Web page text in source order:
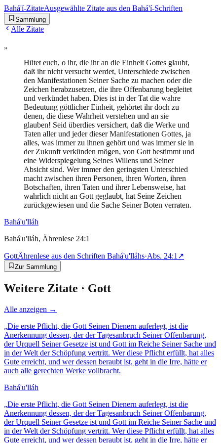
Bahá'í-ZitateAusgewählte Zitate aus den Bahá'í-Schriften
Sammlung
Alle Zitate
„
Hütet euch, o ihr, die ihr an die Einheit Gottes glaubt,
daß ihr nicht versucht werdet, Unterschiede zwischen
den Manifestationen Seiner Sache zu machen oder die
Zeichen herabzusetzen, die ihre Offenbarung begleitet
und verkündet haben. Dies ist in der Tat die wahre
Bedeutung göttlicher Einheit, gehörtet ihr doch zu
denen, die diese Wahrheit verstehen und an sie
glauben! Seid überdies versichert, daß die Werke und
Taten aller und jeder dieser Manifestationen Gottes, ja
alles, was immer zu ihnen gehört und was immer sie in
der Zukunft verkünden mögen, von Gott bestimmt und
eine Widerspiegelung Seines Willens und Seiner
Absicht sind. Wer immer den geringsten Unterschied
macht zwischen ihren Personen, ihren Worten, ihren
Botschaften, ihren Taten und ihrer Lebensweise, hat
wahrlich nicht an Gott geglaubt, hat Seine Zeichen
zurückgewiesen und die Sache Seiner Boten verraten.
Bahá'u'lláh
Bahá'u'lláh, Ährenlese 24:1
GottÄhrenlese aus den Schriften Bahá'u'lláhs·Abs. 24:1 ↗
Zur Sammlung
Weitere Zitate · Gott
Alle anzeigen →
„Die erste Pflicht, die Gott Seinen Dienern auferlegt, ist die
Anerkennung dessen, der der Tagesanbruch Seiner Offenbarung,
der Urquell Seiner Gesetze ist und Gott im Reiche Seiner Sache und
in der Welt der Schöpfung vertritt. Wer diese Pflicht erfüllt, hat alles
Gute erreicht, und wer dessen beraubt ist, geht in die Irre, hätte er
auch alle gerechten Werke vollbracht.
Bahá'u'lláh
„Die erste Pflicht, die Gott Seinen Dienern auferlegt, ist die
Anerkennung dessen, der der Tagesanbruch Seiner Offenbarung,
der Urquell Seiner Gesetze ist und Gott im Reiche Seiner Sache und
in der Welt der Schöpfung vertritt. Wer diese Pflicht erfüllt, hat alles
Gute erreicht, und wer dessen beraubt ist, geht in die Irre, hätte er